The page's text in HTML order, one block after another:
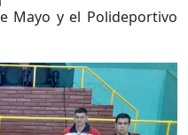
Mayo y el Polideportivo